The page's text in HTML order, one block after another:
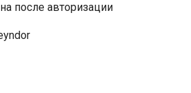
после авторизации